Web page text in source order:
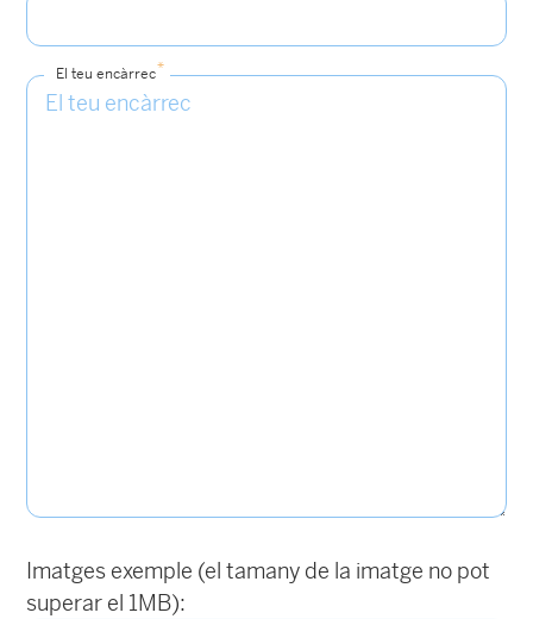
El teu encàrrec*
Imatges exemple (el tamany de la imatge no pot
superar el 1MB):